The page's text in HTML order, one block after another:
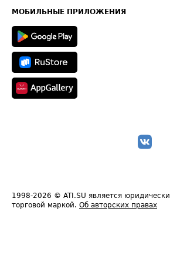
Техническая информация
МОБИЛЬНЫЕ ПРИЛОЖЕНИЯ
1998-2026 © ATI.SU является
торговой маркой. Об авторских правах